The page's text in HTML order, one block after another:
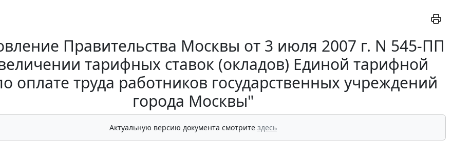
Правительства Москвы от 3 июля 2007 г. N 545-ПП
тарифных ставок (окладов) Единой тарифной
оплате труда работников государственных учреждений
города Москвы"
Актуальную версию документа смотрите здесь